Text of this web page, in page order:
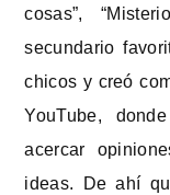
cosas”,
secundario
chicos y creó
YouTube,
acercar
ideas. De ahí